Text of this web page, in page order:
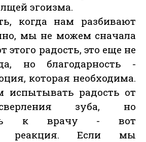
эгоизма.
когда нам разбивают
мы не можем сначала
этого радость, это еще не
но благодарность -
которая необходима.
радость от
зуба, но
к врачу - вот
реакция. Если мы